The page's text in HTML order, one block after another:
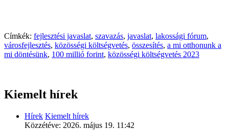
Címkék: fejlesztési javaslat, szavazás, javaslat, lakossági fórum,
városfejlesztés, közösségi költségvetés, összesítés, a mi otthonunk a
mi döntésünk, 100 millió forint, közösségi költségvetés 2023
Kiemelt hírek
Hírek Kiemelt hírek
Közzétéve: 2026. május 19. 11:42